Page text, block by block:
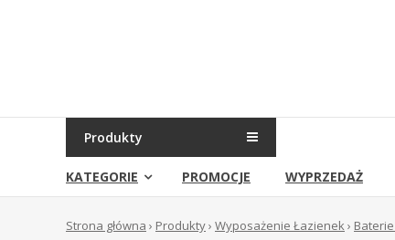
internetowy
Produkty
KATEGORIE PROMOCJE WYPRZEDAŻ
Strona główna › Produkty› Wyposażenie Łazienek›